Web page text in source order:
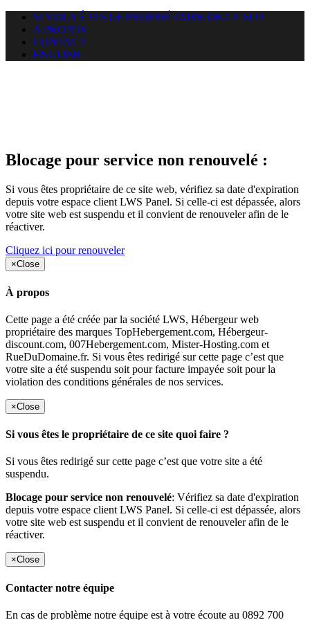
SI VOUS ÊTES LE PROPRIÉTAIRE DE CE SITE
A PROPOS
CONTACT
ENGLISH
Blocage pour service non renouvelé :
Si vous êtes propriétaire de ce site web, vérifiez sa date d'expiration
depuis votre espace client LWS Panel. Si celle-ci est dépassée, alors
votre site web est suspendu et il convient de renouveler afin de le
réactiver.
Cliquez ici pour renouveler
×Close
À propos
Cette page a été créée par la société LWS, Hébergeur web
propriétaire des marques TopHebergement.com, Hébergeur-
discount.com, 007Hebergement.com, Mister-Hosting.com et
RueDuDomaine.fr. Si vous êtes redirigé sur cette page c’est que
votre site a été suspendu soit pour facture impayée soit pour la
violation des conditions générales de nos services.
×Close
Si vous êtes le propriétaire de ce site quoi faire ?
Si vous êtes redirigé sur cette page c’est que votre site a été
suspendu.
Blocage pour service non renouvelé: Vérifiez sa date d'expiration
depuis votre espace client LWS Panel. Si celle-ci est dépassée, alors
votre site web est suspendu et il convient de renouveler afin de le
réactiver.
×Close
Contacter notre équipe
En cas de problème notre équipe est à votre écoute au 0892 700